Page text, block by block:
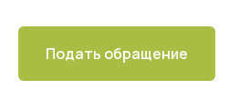
Подать обращение